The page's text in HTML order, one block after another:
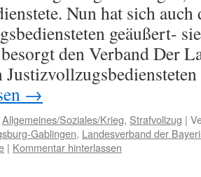
Nun hat sich auch
geäußert-
den Verband Der
→
Allgemeines/Soziales/Krieg, Strafvollzug |
Gablingen, Landesverband der
| Kommentar hinterlassen